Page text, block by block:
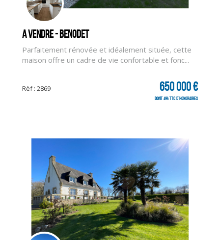
CLIQUER ICI POUR AGRANDIR
A vendre - BENODET
Parfaitement rénovée et idéalement située, cette
maison offre un cadre de vie confortable et fonc...
Rèf : 2869 650 000 €
dont 4% TTC d'honoraires